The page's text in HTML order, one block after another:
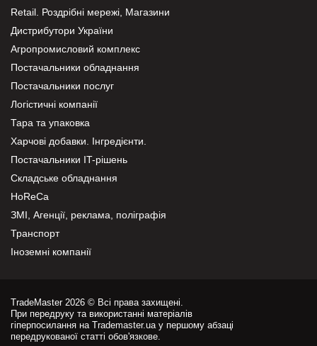
Retail. Роздрібні мережі, Магазини
Дистрибутори України
Агропромисловий комплекс
Постачальники обладнання
Постачальники послуг
Логістичні компанії
Тара та упаковка
Харчові добавки. Інгредієнти.
Постачальники IT-рішень
Складське обладнання
HoReCa
ЗМІ, Агенції, реклама, поліграфія
Транспорт
Іноземні компанії
TradeMaster 2026 © Всі права захищені.
При передруку та використанні матеріалів
гіперпосилання на Trademaster.ua у першому абзаці
передрукованої статті обов'язкове.